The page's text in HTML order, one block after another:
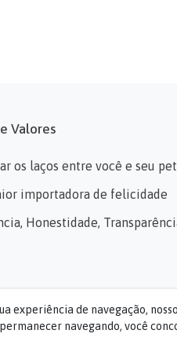
experiência de navegação,
permanecer navegando, você
Valores
os laços entre você e seu pet
importadora de felicidade
Honestidade,